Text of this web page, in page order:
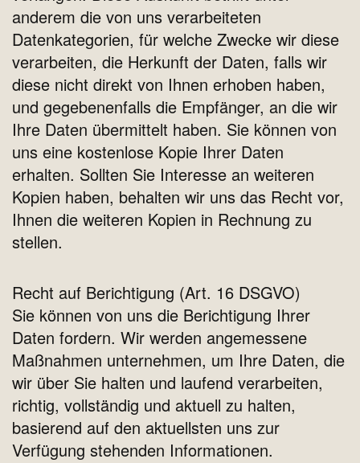
anderem die von uns verarbeiteten
Datenkategorien, für welche Zwecke wir diese
verarbeiten, die Herkunft der Daten, falls wir
diese nicht direkt von Ihnen erhoben haben,
und gegebenenfalls die Empfänger, an die wir
Ihre Daten übermittelt haben. Sie können von
uns eine kostenlose Kopie Ihrer Daten
erhalten. Sollten Sie Interesse an weiteren
Kopien haben, behalten wir uns das Recht vor,
Ihnen die weiteren Kopien in Rechnung zu
stellen.
Recht auf Berichtigung (Art. 16 DSGVO)
Sie können von uns die Berichtigung Ihrer
Daten fordern. Wir werden angemessene
Maßnahmen unternehmen, um Ihre Daten, die
wir über Sie halten und laufend verarbeiten,
richtig, vollständig und aktuell zu halten,
basierend auf den aktuellsten uns zur
Verfügung stehenden Informationen.